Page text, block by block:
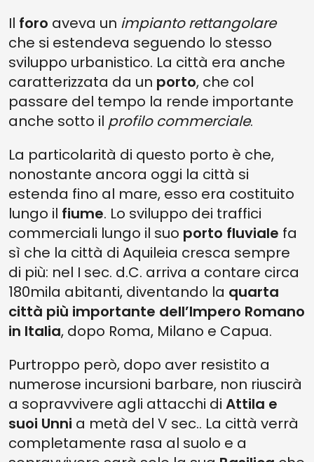
Il foro aveva un impianto rettangolare
che si estendeva seguendo lo stesso
sviluppo urbanistico. La città era anche
caratterizzata da un porto, che col
passare del tempo la rende importante
anche sotto il profilo commerciale.
La particolarità di questo porto è che,
nonostante ancora oggi la città si
estenda fino al mare, esso era costituito
lungo il fiume. Lo sviluppo dei traffici
commerciali lungo il suo porto fluviale fa
sì che la città di Aquileia cresca sempre
di più: nel I sec. d.C. arriva a contare circa
180mila abitanti, diventando la quarta
città più importante dell’Impero Romano
in Italia, dopo Roma, Milano e Capua.
Purtroppo però, dopo aver resistito a
numerose incursioni barbare, non riuscirà
a sopravvivere agli attacchi di Attila e
suoi Unni a metà del V sec.. La città verrà
completamente rasa al suolo e a